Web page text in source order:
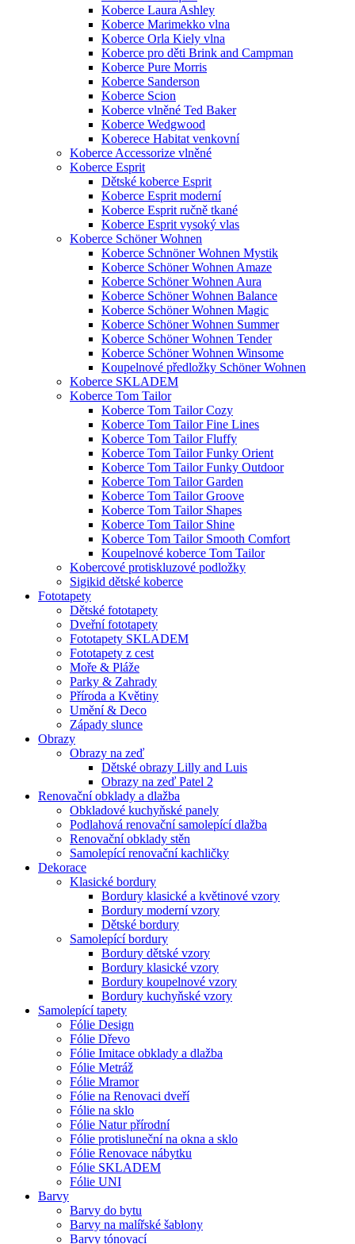
Koberce Laura Ashley
Koberce Marimekko vlna
Koberce Orla Kiely vlna
Koberce pro děti Brink and Campman
Koberce Pure Morris
Koberce Sanderson
Koberce Scion
Koberce vlněné Ted Baker
Koberce Wedgwood
Koberece Habitat venkovní
Koberce Accessorize vlněné
Koberce Esprit
Dětské koberce Esprit
Koberce Esprit moderní
Koberce Esprit ručně tkané
Koberce Esprit vysoký vlas
Koberce Schöner Wohnen
Koberce Schnöner Wohnen Mystik
Koberce Schöner Wohnen Amaze
Koberce Schöner Wohnen Aura
Koberce Schöner Wohnen Balance
Koberce Schöner Wohnen Magic
Koberce Schöner Wohnen Summer
Koberce Schöner Wohnen Tender
Koberce Schöner Wohnen Winsome
Koupelnové předložky Schöner Wohnen
Koberce SKLADEM
Koberce Tom Tailor
Koberce Tom Tailor Cozy
Koberce Tom Tailor Fine Lines
Koberce Tom Tailor Fluffy
Koberce Tom Tailor Funky Orient
Koberce Tom Tailor Funky Outdoor
Koberce Tom Tailor Garden
Koberce Tom Tailor Groove
Koberce Tom Tailor Shapes
Koberce Tom Tailor Shine
Koberce Tom Tailor Smooth Comfort
Koupelnové koberce Tom Tailor
Kobercové protiskluzové podložky
Sigikid dětské koberce
Fototapety
Dětské fototapety
Dveřní fototapety
Fototapety SKLADEM
Fototapety z cest
Moře & Pláže
Parky & Zahrady
Příroda a Květiny
Umění & Deco
Západy slunce
Obrazy
Obrazy na zeď
Dětské obrazy Lilly and Luis
Obrazy na zeď Patel 2
Renovační obklady a dlažba
Obkladové kuchyňské panely
Podlahová renovační samolepící dlažba
Renovační obklady stěn
Samolepící renovační kachličky
Dekorace
Klasické bordury
Bordury klasické a květinové vzory
Bordury moderní vzory
Dětské bordury
Samolepící bordury
Bordury dětské vzory
Bordury klasické vzory
Bordury koupelnové vzory
Bordury kuchyňské vzory
Samolepící tapety
Fólie Design
Fólie Dřevo
Fólie Imitace obklady a dlažba
Fólie Metráž
Fólie Mramor
Fólie na Renovaci dveří
Fólie na sklo
Fólie Natur přírodní
Fólie protisluneční na okna a sklo
Fólie Renovace nábytku
Fólie SKLADEM
Fólie UNI
Barvy
Barvy do bytu
Barvy na malířské šablony
Barvy tónovací